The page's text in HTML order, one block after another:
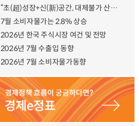
“초(超)성장+신(新)공간, 대체불가 산업강국”
7월 소비자물가는 2.8% 상승
2026년 한국 주식시장 여건 및 전망
2026년 7월 수출입 동향
2026년 7월 소비자물가동향